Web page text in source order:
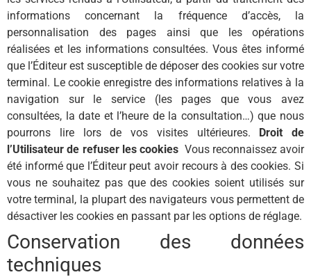
informations concernant la fréquence d’accès, la
personnalisation des pages ainsi que les opérations
réalisées et les informations consultées. Vous êtes informé
que l’Éditeur est susceptible de déposer des cookies sur votre
terminal. Le cookie enregistre des informations relatives à la
navigation sur le service (les pages que vous avez
consultées, la date et l’heure de la consultation…) que nous
pourrons lire lors de vos visites ultérieures. Droit de
l’Utilisateur de refuser les cookies Vous reconnaissez avoir
été informé que l’Éditeur peut avoir recours à des cookies. Si
vous ne souhaitez pas que des cookies soient utilisés sur
votre terminal, la plupart des navigateurs vous permettent de
désactiver les cookies en passant par les options de réglage.
Conservation des données
techniques